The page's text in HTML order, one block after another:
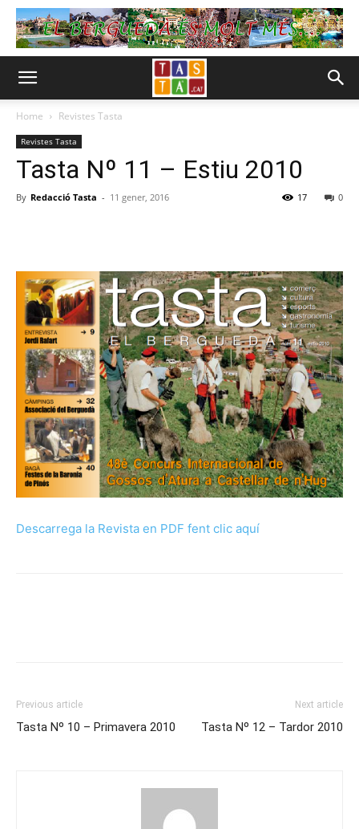
Home Revistes Tasta
Revistes Tasta
Tasta Nº 11 – Estiu 2010
By Redacció Tasta - 11 gener, 2016 0
17
Descarrega la Revista en PDF fent clic aquí
Previous article
Tasta Nº 10 – Primavera 2010
Next article
Tasta Nº 12 – Tardor 2010